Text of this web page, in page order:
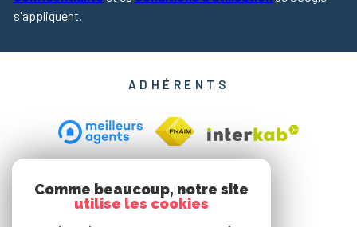
s'appliquent.
ADHÉRENTS
Comme beaucoup, notre site
utilise les cookies